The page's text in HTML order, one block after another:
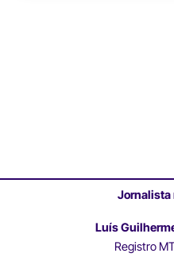
Jornalista
Luís
Registro